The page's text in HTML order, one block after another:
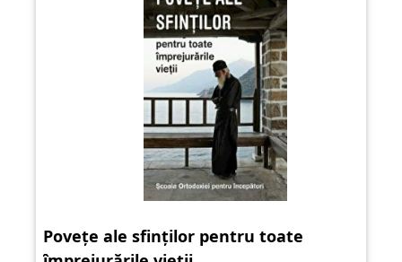
Povețe ale sfinților pentru toate